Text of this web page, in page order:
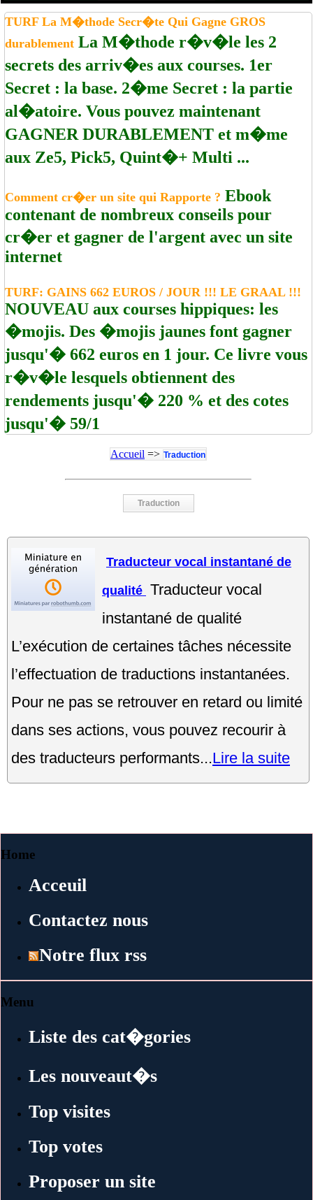
TURF La M�thode Secr�te Qui Gagne GROS
durablement La M�thode r�v�le les 2
secrets des arriv�es aux courses. 1er
Secret : la base. 2�me Secret : la partie
al�atoire. Vous pouvez maintenant
GAGNER DURABLEMENT et m�me
aux Ze5, Pick5, Quint�+ Multi ...
Comment cr�er un site qui Rapporte ? Ebook
contenant de nombreux conseils pour
cr�er et gagner de l'argent avec un site
internet
TURF: GAINS 662 EUROS / JOUR !!! LE GRAAL !!!
NOUVEAU aux courses hippiques: les
�mojis. Des �mojis jaunes font gagner
jusqu'� 662 euros en 1 jour. Ce livre vous
r�v�le lesquels obtiennent des
rendements jusqu'� 220 % et des cotes
jusqu'� 59/1
Accueil => Traduction
Traduction
Traducteur vocal instantané de
qualité Traducteur vocal
instantané de qualité
L’exécution de certaines tâches nécessite
l’effectuation de traductions instantanées.
Pour ne pas se retrouver en retard ou limité
dans ses actions, vous pouvez recourir à
des traducteurs performants...Lire la suite
Home
Acceuil
Contactez nous
Notre flux rss
Menu
Liste des cat�gories
Les nouveaut�s
Top visites
Top votes
Proposer un site